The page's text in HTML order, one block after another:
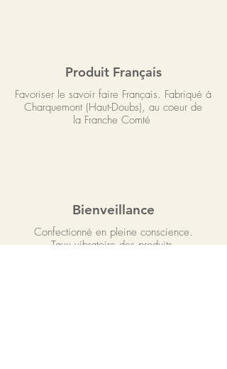
Produit Français
Favoriser le savoir faire Français. Fabriqué à
Charquemont (Haut-Doubs), au coeur de
la Franche Comté
Bienveillance
Confectionné en pleine conscience.
Taux vibratoire des produits.